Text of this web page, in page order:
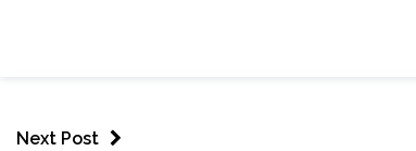
Next Post